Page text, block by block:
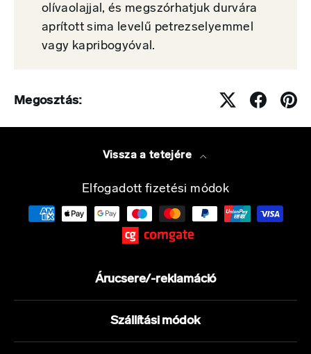
olívaolajjal, és megszórhatjuk durvára
aprított sima levelű petrezselyemmel
vagy kapribogyóval.
Megosztás:
Vissza a tetejére
Elfogadott fizetési módok
Árucsere/-reklamáció
Szállítási módok